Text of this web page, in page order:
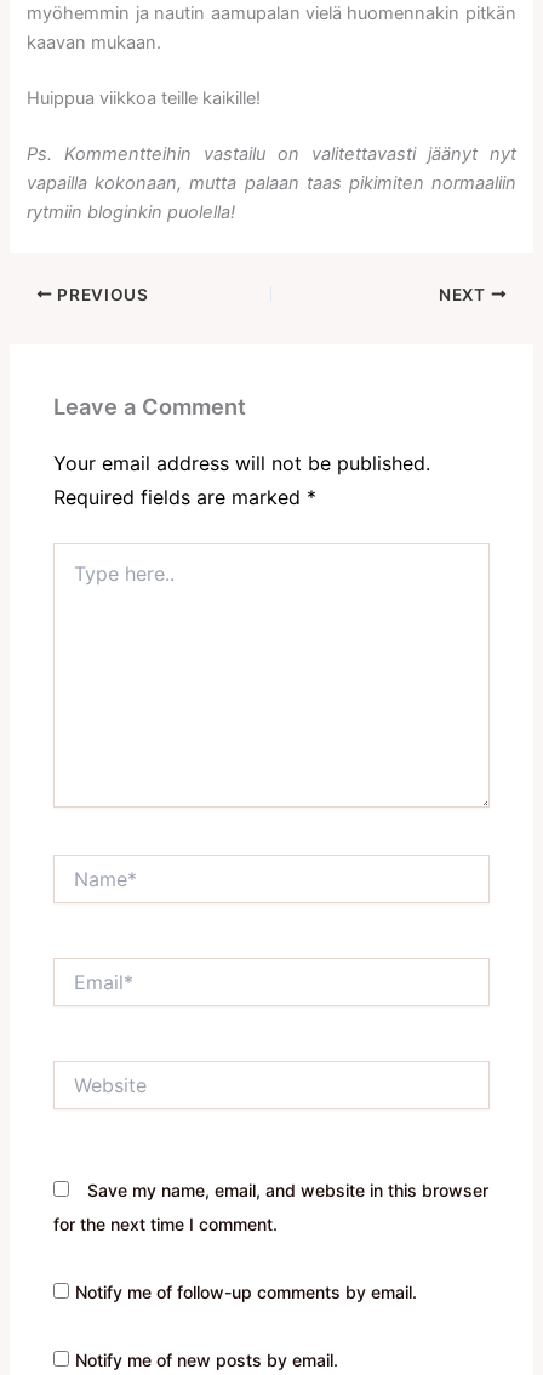
myöhemmin ja nautin aamupalan vielä huomennakin pitkän
kaavan mukaan.
Huippua viikkoa teille kaikille!
Ps. Kommentteihin vastailu on valitettavasti jäänyt nyt
vapailla kokonaan, mutta palaan taas pikimiten normaaliin
rytmiin bloginkin puolella!
PREVIOUS NEXT
Leave a Comment
Your email address will not be published.
Required fields are marked *
here..
Save my name, email, and website in this browser
for the next time I comment.
Notify me of follow-up comments by email.
Notify me of new posts by email.